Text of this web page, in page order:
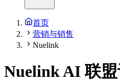
首页
营销与销售
Nuelink
NuelinkAI 联盟